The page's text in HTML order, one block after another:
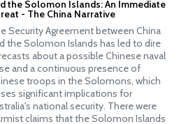
the Solomon Islands: An Immediate
- The China Narrative
Security Agreement between China
the Solomon Islands has led to dire
about a possible Chinese naval
and a continuous presence of
troops in the Solomons, which
significant implications for
national security. There were
claims that the Solomon Islands